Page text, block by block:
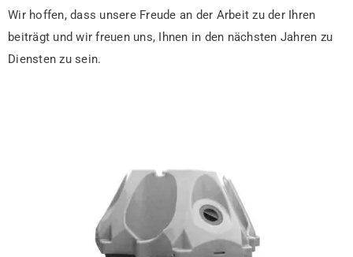
Wir hoffen, dass unsere Freude an der Arbeit zu der Ihren
beiträgt und wir freuen uns, Ihnen in den nächsten Jahren zu
Diensten zu sein.